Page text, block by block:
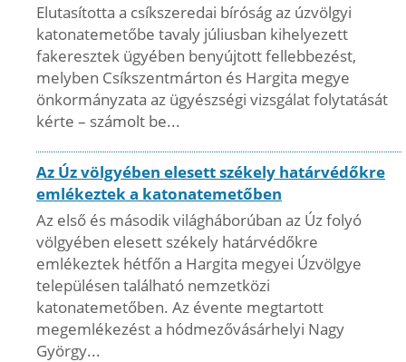
Elutasította a csíkszeredai bíróság az úzvölgyi
katonatemetőbe tavaly júliusban kihelyezett
fakeresztek ügyében benyújtott fellebbezést,
melyben Csíkszentmárton és Hargita megye
önkormányzata az ügyészségi vizsgálat folytatását
kérte – számolt be...
Az Úz völgyében elesett székely határvédőkre
emlékeztek a katonatemetőben
Az első és második világháborúban az Úz folyó
völgyében elesett székely határvédőkre
emlékeztek hétfőn a Hargita megyei Úzvölgye
településen található nemzetközi
katonatemetőben. Az évente megtartott
megemlékezést a hódmezővásárhelyi Nagy
György...